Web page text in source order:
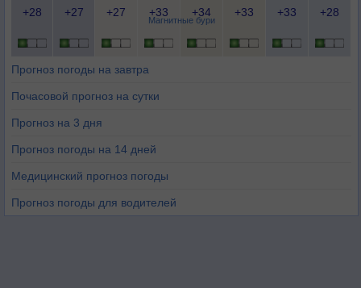
Магнитные бури
+28 +27 +27 +33 +34 +33 +33 +28
Прогноз погоды на завтра
Почасовой прогноз на сутки
Прогноз на 3 дня
Прогноз погоды на 14 дней
Медицинский прогноз погоды
Прогноз погоды для водителей